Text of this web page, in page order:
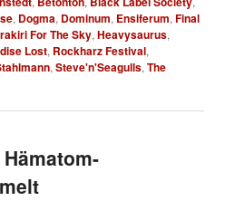
, Dogma, Dominum, Ensiferum,Final
For The Sky,Heavysaurus,
Lost, Rockharz Festival,
,Steve'n'Seagulls,The